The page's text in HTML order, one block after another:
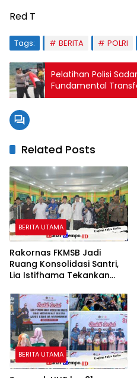
Red T
Tags: BERITA POLRI
Pelatihan Polisi
Fundamental
Related Posts
BERITA UTAMA
Rakornas FKMSB Jadi
Ruang Konsolidasi Santri,
Lia Istifhama Tekankan
Muda
BERITA UTAMA